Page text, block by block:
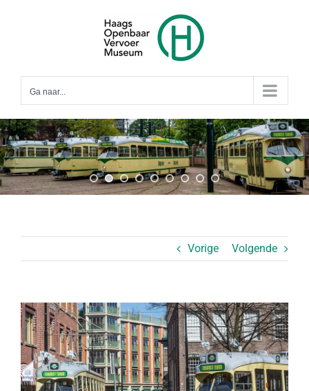
Ga naar...
Vorige Volgende
Bekijk
grotere
afbeelding